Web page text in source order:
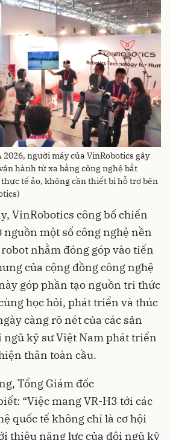
2026, người máy của VinRobotics gây
hành từ xa bằng công nghệ bắt
tế ảo, không cần thiết bị hỗ trợ bên
VinRobotics công bố chiến
nguồn một số công nghệ nền
nhằm đóng góp vào tiến
của cộng đồng công nghệ
góp phần tạo nguồn tri thức
học hỏi, phát triển và thúc
càng rõ nét của các sản
ngũ kỹ sư Việt Nam phát triển
thân toàn cầu.
Tổng Giám đốc
“Việc mang VR-H3 tới các
quốc tế không chỉ là cơ hội
thiệu năng lực của đội ngũ kỹ